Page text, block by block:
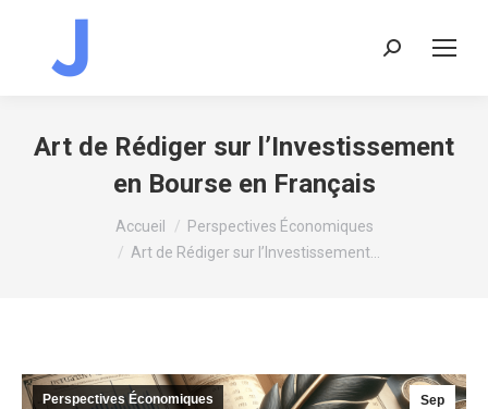
Recherche
Art de Rédiger sur l’Investissement
en Bourse en Français
Vous êtes ici :Accueil
Perspectives Économiques
Art de Rédiger sur l’Investissement…
Sep
Perspectives Économiques